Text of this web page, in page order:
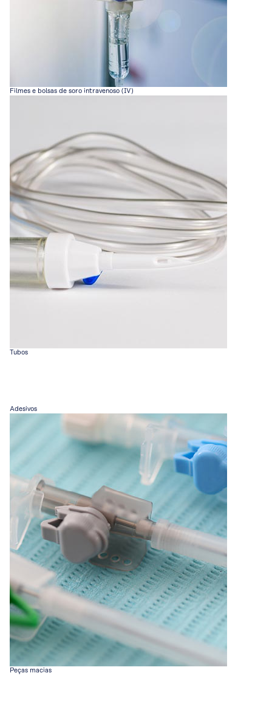
Filmes e bolsas de soro intravenoso (IV)
Tubos
Adesivos
Peças macias